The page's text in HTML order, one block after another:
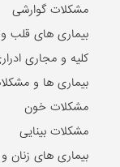
مشکلات گوارشی
بیماری های قلب
کلیه و مجاری
بیماری ها و
مشکلات خون
مشکلات بینایی
بیماری های زنان و